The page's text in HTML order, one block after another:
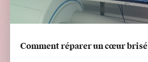
Comment réparer un cœur brisé